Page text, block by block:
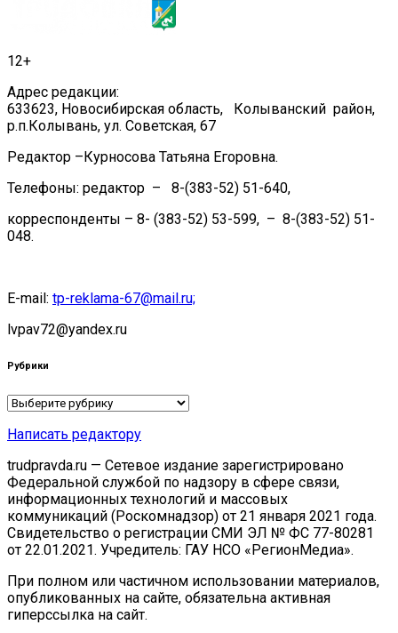
12+
Адрес редакции:
633623, Новосибирская область, Колыванский район,
р.п.Колывань, ул. Советская, 67
Редактор –Курносова Татьяна Егоровна.
Телефоны: редактор – 8-(383-52) 51-640,
корреспонденты – 8- (383-52) 53-599, – 8-(383-52) 51-
048.
E-mail: tp-reklama-67@mail.ru;
lvpav72@yandex.ru
Рубрики
Рубрики
Написать редактору
trudpravda.ru — Сетевое издание зарегистрировано
Федеральной службой по надзору в сфере связи,
информационных технологий и массовых
коммуникаций (Роскомнадзор) от 21 января 2021 года.
Свидетельство о регистрации СМИ ЭЛ № ФС 77-80281
от 22.01.2021. Учредитель: ГАУ НСО «РегионМедиа».
При полном или частичном использовании материалов,
опубликованных на сайте, обязательна активная
гиперссылка на сайт.